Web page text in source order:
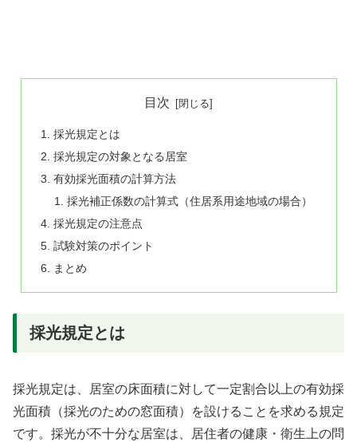
目次
採光規定とは
採光規定の対象となる居室
有効採光面積の計算方法
採光補正係数の計算式（住居系用途地域の場合）
採光規定の注意点
試験対策のポイント
まとめ
採光規定とは
採光規定は、居室の床面積に対して一定割合以上の有効採
光面積（採光のための窓面積）を設けることを求める規定
です。採光が不十分な居室は、居住者の健康・衛生上の問